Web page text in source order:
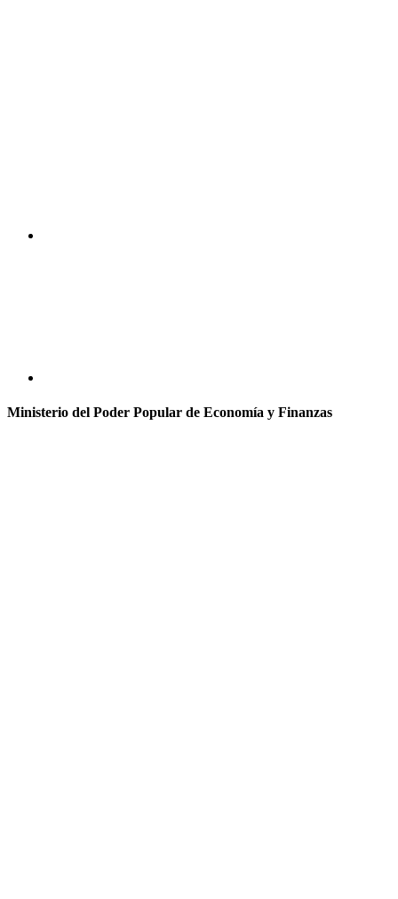
Ministerio del Poder Popular de Economía y Finanzas